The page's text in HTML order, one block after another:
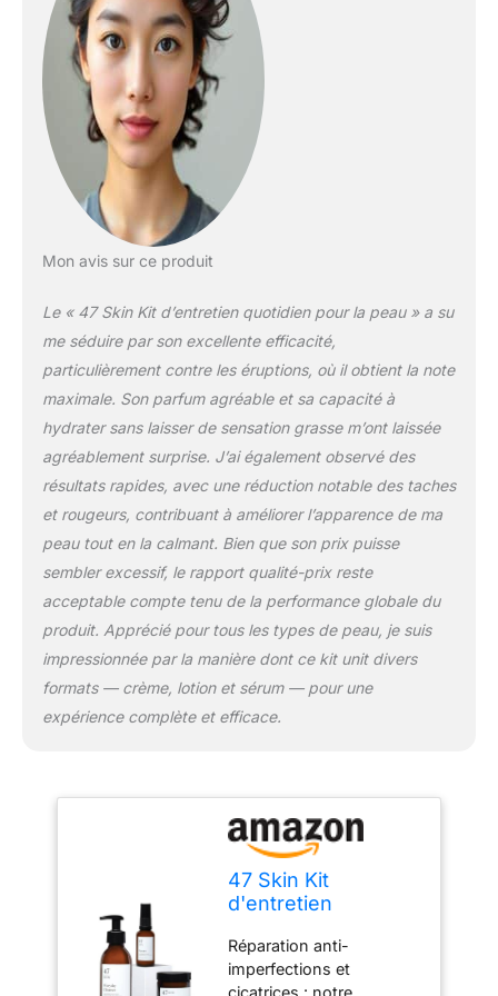
éclatante. Notre sérum
hydratant améliore
considérablement
des rides, des lignes du
cou, de l'élasticité, de la
pulpeur, de la texture, de
l'éclat, des taches
sèches, du teint terne et
Skin est la seule marque
de soins de la peau au
monde à contenir des
ingrédients actifs Silver
Chitoderm. Il a des
propriétés curatives pour
traiter et protéger la
peau. Puce 4 :
Nous avons créé un
sérum végétalien et sans
cruauté envers les
animaux soutenu par
tous les types de peau.
Comme on le voit sur
Vogue et GQ – « Un
miracle puissant. Avec
ingrédients donne des
résultats incroyables et
durables. Il réduit les
taches et les
imperfections, aide à
peut aider à guérir la
peau. Parce qu'il utilise
des ingrédients naturels,
Mon avis sur ce produit
Le « 47 Skin Kit d’entretien quotidien pour la peau » a su
me séduire par son excellente efficacité,
particulièrement contre les éruptions, où il obtient la note
maximale. Son parfum agréable et sa capacité à
hydrater sans laisser de sensation grasse m’ont laissée
agréablement surprise. J’ai également observé des
résultats rapides, avec une réduction notable des taches
et rougeurs, contribuant à améliorer l’apparence de ma
peau tout en la calmant. Bien que son prix puisse
sembler excessif, le rapport qualité-prix reste
acceptable compte tenu de la performance globale du
produit. Apprécié pour tous les types de peau, je suis
impressionnée par la manière dont ce kit unit divers
formats — crème, lotion et sérum — pour une
expérience complète et efficace.
47 Skin Kit
d'entretien
peau
Réparation anti-
imperfections et